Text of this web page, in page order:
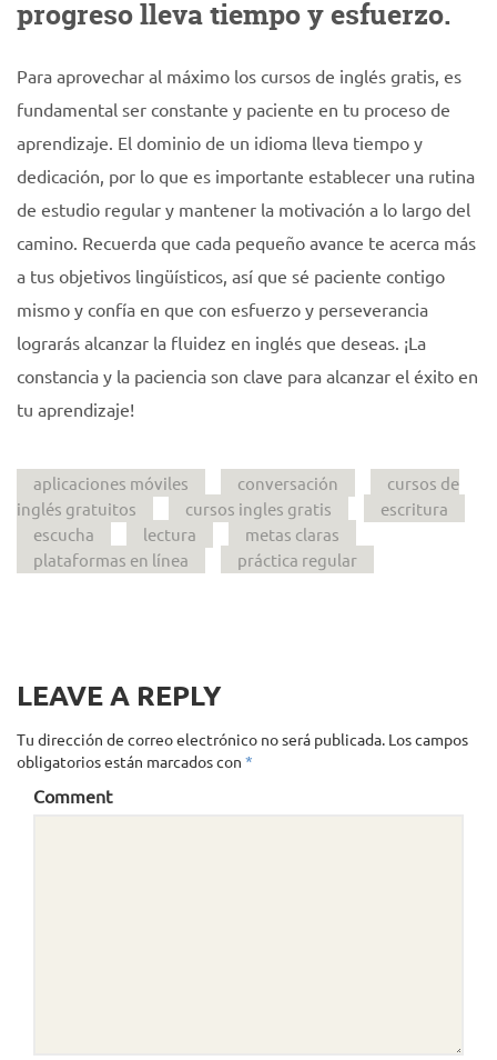
progreso lleva tiempo y esfuerzo.
Para aprovechar al máximo los cursos de inglés gratis, es
fundamental ser constante y paciente en tu proceso de
aprendizaje. El dominio de un idioma lleva tiempo y
dedicación, por lo que es importante establecer una rutina
de estudio regular y mantener la motivación a lo largo del
camino. Recuerda que cada pequeño avance te acerca más
a tus objetivos lingüísticos, así que sé paciente contigo
mismo y confía en que con esfuerzo y perseverancia
lograrás alcanzar la fluidez en inglés que deseas. ¡La
constancia y la paciencia son clave para alcanzar el éxito en
tu aprendizaje!
aplicaciones móviles conversación
cursos de
inglés gratuitos
cursos ingles gratis
escritura
escucha
lectura
metas claras
plataformas en línea
práctica regular
LEAVE A REPLY
Tu dirección de correo electrónico no será publicada. Los campos
obligatorios están marcados con *
Comment